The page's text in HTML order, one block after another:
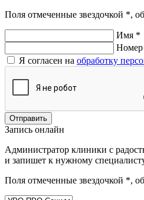
Поля отмеченные звездочкой *,
Имя *
Номер
Я согласен на обработку
Отправить
Запись онлайн
Администратор клиники с
и запишет к нужному
Поля отмеченные звездочкой *,